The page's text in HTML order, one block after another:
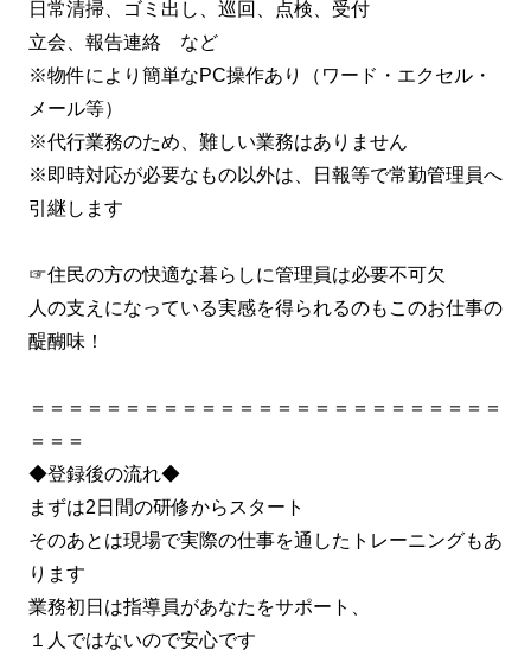
日常清掃、ゴミ出し、巡回、点検、受付
立会、報告連絡 など
※物件により簡単なPC操作あり（ワード・エクセル・
メール等）
※代行業務のため、難しい業務はありません
※即時対応が必要なもの以外は、日報等で常勤管理員へ
引継します
☞住民の方の快適な暮らしに管理員は必要不可欠
人の支えになっている実感を得られるのもこのお仕事の
醍醐味！
＝＝＝＝＝＝＝＝＝＝＝＝＝＝＝＝＝＝＝＝＝＝＝＝＝
＝＝＝
◆登録後の流れ◆
まずは2日間の研修からスタート
そのあとは現場で実際の仕事を通したトレーニングもあ
ります
業務初日は指導員があなたをサポート、
１人ではないので安心です